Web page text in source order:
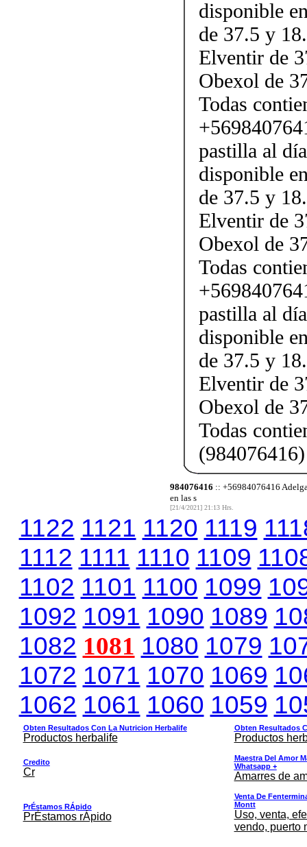
disponible
de 37.5 y
Elventir de
Obexol de
Todas
pastilla al
disponible
de 37.5 y
Elventir de
Obexol de
Todas
pastilla al
disponible
de 37.5 y
Elventir de
Obexol de
Todas
(984076416)
984076416 :: +56984076416
en las s
[21/4/2021] 21:13 Hrs.
1122 1121 1120 1119
1112 1111 1110 1109
1102 1101 1100 1099
1092 1091 1090 1089
1082 1081 1080 1079
1072 1071 1070 1069
1062 1061 1060 1059
Obten Resultados Con La Nutricion Herbalife
Productos herbalife
Obten Resultados
Productos
Credito
Cr
Maestra Del Amor
Whatsapp +
Amarres de
PrÉstamos RÁpido
PrÉstamos rÁpido
Venta De
Montt
Uso, venta,
vendo, puerto